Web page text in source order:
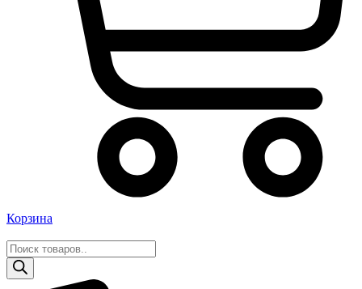
Корзина
Поиск
товаров